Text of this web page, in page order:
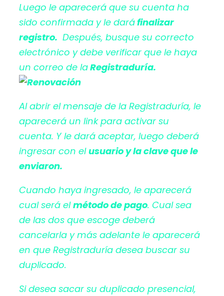
Luego le aparecerá que su cuenta ha
sido confirmada y le daráfinalizar
registro. Después, busque su correcto
electrónico y debe verificar que le haya
un correo de laRegistraduría.
Al abrir el mensaje de la Registraduría, le
aparecerá un link para activar su
cuenta. Y le dará aceptar, luego deberá
ingresar con elusuario y la clave que le
enviaron.
Cuando haya ingresado, le aparecerá
cual será elmétodo de pago. Cual sea
de las dos que escoge deberá
cancelarla y más adelante le aparecerá
en que Registraduría desea buscar su
duplicado.
Si desea sacar su duplicado presencial,